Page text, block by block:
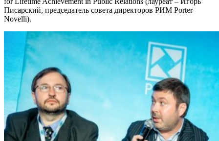
Писарский, председатель совета директоров РИМ Porter
Novelli).